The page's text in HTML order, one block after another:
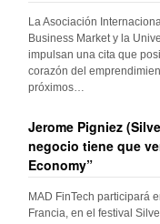
La Asociación
Business Market y la
impulsan una cita que
corazón del
próximos…
Jerome Pigniez
negocio tiene que
Economy”
MAD FinTech participará
Francia, en el festival